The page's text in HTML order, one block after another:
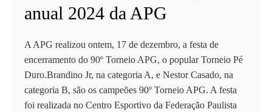
anual 2024 da APG
A APG realizou ontem, 17 de dezembro, a festa de
encerramento do 90º Torneio APG, o popular Torneio Pé
Duro.Brandino Jr, na categoria A, e Nestor Casado, na
categoria B, são os campeões 90º Torneio APG. A festa
foi realizada no Centro Esportivo da Federação Paulista